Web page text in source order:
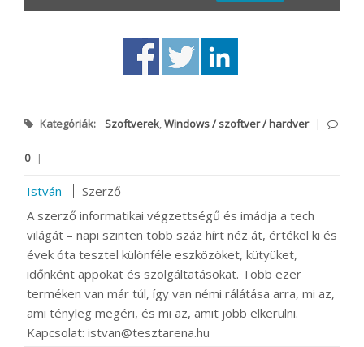
Kategóriák: Szoftverek,Windows / szoftver / hardver |
0 |
István
Szerző
A szerző informatikai végzettségű és imádja a tech
világát – napi szinten több száz hírt néz át, értékel ki és
évek óta tesztel különféle eszközöket, kütyüket,
időnként appokat és szolgáltatásokat. Több ezer
terméken van már túl, így van némi rálátása arra, mi az,
ami tényleg megéri, és mi az, amit jobb elkerülni.
Kapcsolat: istvan@tesztarena.hu